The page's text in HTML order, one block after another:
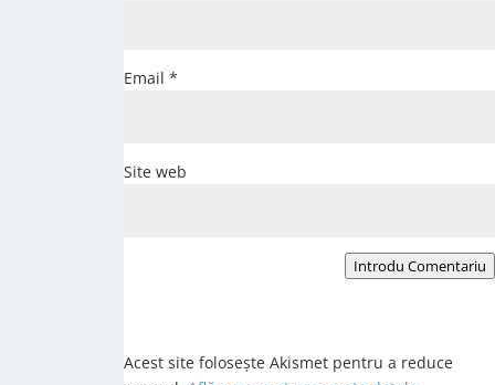
Email *
Site web
Introdu Comentariu
Acest site folosește Akismet pentru a reduce